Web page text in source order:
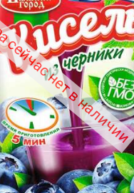
нет в наличии